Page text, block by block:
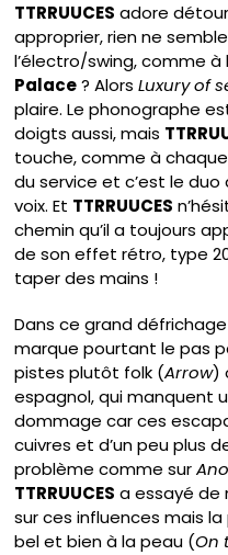
TTRRUUCES adore
approprier, rien ne
l’électro/swing, comme à
Palace? AlorsLuxury of
plaire. Le phonographe
doigts aussi, mais
touche, comme à
du service et c’est le
voix. Et TTRRUUCES
chemin qu’il a toujours
de son effet rétro, type
taper des mains !
Dans ce grand
marque pourtant le pas
pistes plutôt folk (Arrow)
espagnol, qui manquent
dommage car ces
cuivres et d’un peu plus
problème comme sur
TTRRUUCES a essayé de
sur ces influences mais
bel et bien à la peau (On